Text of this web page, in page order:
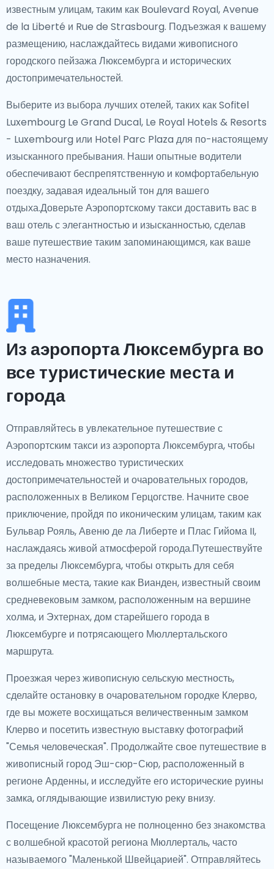
известным улицам, таким как Boulevard Royal, Avenue
de la Liberté и Rue de Strasbourg. Подъезжая к вашему
размещению, наслаждайтесь видами живописного
городского пейзажа Люксембурга и исторических
достопримечательностей.
Выберите из выбора лучших отелей, таких как Sofitel
Luxembourg Le Grand Ducal, Le Royal Hotels & Resorts
- Luxembourg или Hotel Parc Plaza для по-настоящему
изысканного пребывания. Наши опытные водители
обеспечивают беспрепятственную и комфортабельную
поездку, задавая идеальный тон для вашего
отдыха.Доверьте Аэропортскому такси доставить вас в
ваш отель с элегантностью и изысканностью, сделав
ваше путешествие таким запоминающимся, как ваше
место назначения.
Из аэропорта Люксембурга во
все туристические места и
города
Отправляйтесь в увлекательное путешествие с
Аэропортским такси из аэропорта Люксембурга, чтобы
исследовать множество туристических
достопримечательностей и очаровательных городов,
расположенных в Великом Герцогстве. Начните свое
приключение, пройдя по иконическим улицам, таким как
Бульвар Рояль, Авеню де ла Либерте и Плас Гийома II,
наслаждаясь живой атмосферой города.Путешествуйте
за пределы Люксембурга, чтобы открыть для себя
волшебные места, такие как Вианден, известный своим
средневековым замком, расположенным на вершине
холма, и Эхтернах, дом старейшего города в
Люксембурге и потрясающего Мюллертальского
маршрута.
Проезжая через живописную сельскую местность,
сделайте остановку в очаровательном городке Клерво,
где вы можете восхищаться величественным замком
Клерво и посетить известную выставку фотографий
"Семья человеческая". Продолжайте свое путешествие в
живописный город Эш-сюр-Сюр, расположенный в
регионе Арденны, и исследуйте его исторические руины
замка, оглядывающие извилистую реку внизу.
Посещение Люксембурга не полноценно без знакомства
с волшебной красотой региона Мюллерталь, часто
называемого "Маленькой Швейцарией". Отправляйтесь